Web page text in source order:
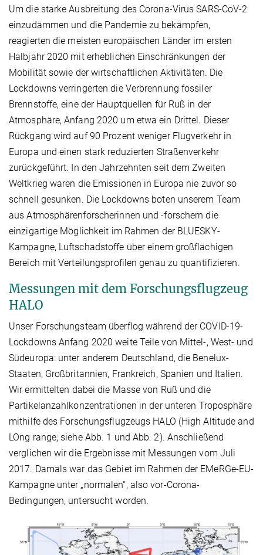
Um die starke Ausbreitung des Corona-Virus SARS-CoV-2
einzudämmen und die Pandemie zu bekämpfen,
reagierten die meisten europäischen Länder im ersten
Halbjahr 2020 mit erheblichen Einschränkungen der
Mobilität sowie der wirtschaftlichen Aktivitäten. Die
Lockdowns verringerten die Verbrennung fossiler
Brennstoffe, eine der Hauptquellen für Ruß in der
Atmosphäre, Anfang 2020 um etwa ein Drittel. Dieser
Rückgang wird auf 90 Prozent weniger Flugverkehr in
Europa und einen stark reduzierten Straßenverkehr
zurückgeführt. In den Jahrzehnten seit dem Zweiten
Weltkrieg waren die Emissionen in Europa nie zuvor so
schnell gesunken. Die Lockdowns boten unserem Team
aus Atmosphärenforscherinnen und -forschern die
einzigartige Möglichkeit im Rahmen der BLUESKY-
Kampagne, Luftschadstoffe über einem großflächigen
Bereich mit Verteilungsprofilen genau zu quantifizieren.
Messungen mit dem Forschungsflugzeug
HALO
Unser Forschungsteam überflog während der COVID-19-
Lockdowns Anfang 2020 weite Teile von Mittel-, West- und
Südeuropa: unter anderem Deutschland, die Benelux-
Staaten, Großbritannien, Frankreich, Spanien und Italien.
Wir ermittelten dabei die Masse von Ruß und die
Partikelanzahlkonzentrationen in der unteren Troposphäre
mithilfe des Forschungsflugzeugs HALO (High Altitude and
LOng range; siehe Abb. 1 und Abb. 2). Anschließend
verglichen wir die Ergebnisse mit Messungen vom Juli
2017. Damals war das Gebiet im Rahmen der EMeRGe-EU-
Kampagne unter „normalen“, also vor-Corona-
Bedingungen, untersucht worden.